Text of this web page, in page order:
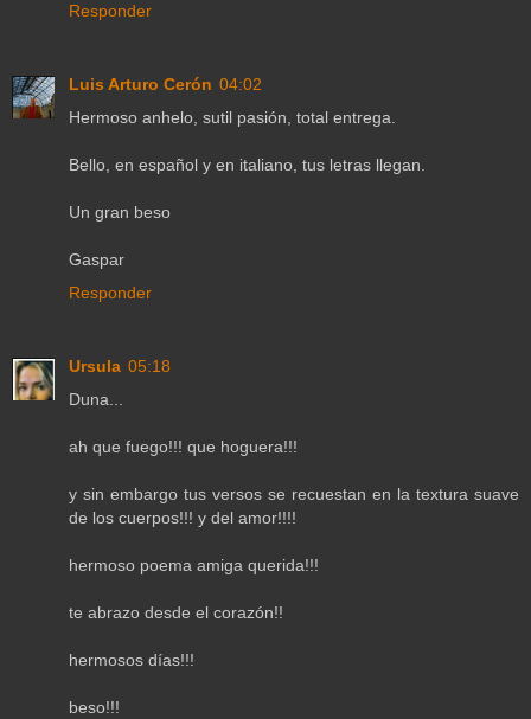
Responder
Luis Arturo Cerón 04:02
Hermoso anhelo, sutil pasión, total entrega.
Bello, en español y en italiano, tus letras llegan.
Un gran beso
Gaspar
Responder
Ursula 05:18
Duna...
ah que fuego!!! que hoguera!!!
y sin embargo tus versos se recuestan en la textura suave
de los cuerpos!!! y del amor!!!!
hermoso poema amiga querida!!!
te abrazo desde el corazón!!
hermosos días!!!
beso!!!